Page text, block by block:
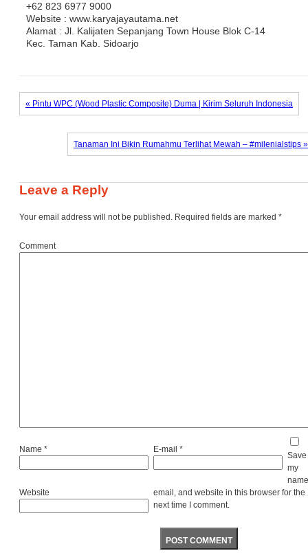
+62 823 6977 9000
Website : www.karyajayautama.net
Alamat : Jl. Kalijaten Sepanjang Town House Blok C-14
Kec. Taman Kab. Sidoarjo
« Pintu WPC (Wood Plastic Composite) Duma | Kirim Seluruh Indonesia
Tanaman Ini Bikin Rumahmu Terlihat Mewah – #milenialstips »
Leave a Reply
Your email address will not be published. Required fields are marked *
Comment
Name * E-mail *
Website
Save
my
email, and website in this browser for the
next time I comment.